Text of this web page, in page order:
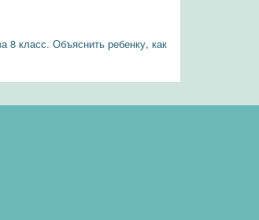
8 класс. Объяснить ребенку, как